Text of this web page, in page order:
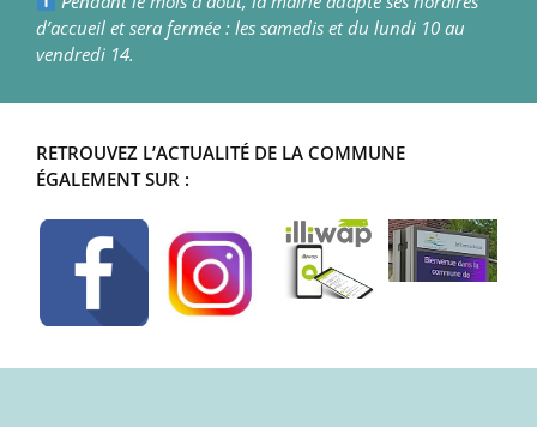
d’accueil et sera fermée : les samedis et du lundi 10 au
vendredi 14.
RETROUVEZ L’ACTUALITÉ DE LA COMMUNE
ÉGALEMENT SUR :